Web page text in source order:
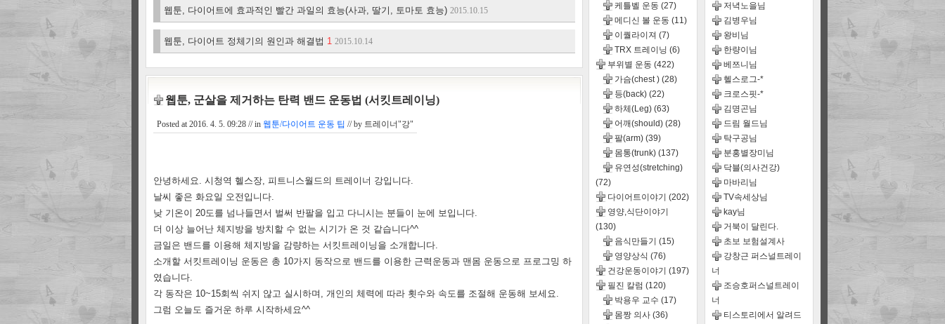
웹툰, 다이어트에 효과적인 빨간 과일의 효능(사과, 딸기, 토마토 효능) 2015.10.15
웹툰, 다이어트 정체기의 원인과 해결법 1 2015.10.14
웹툰, 군살을 제거하는 탄력 밴드 운동법 (서킷트레이닝)
Posted at 2016. 4. 5. 09:28 // in 웹툰/다이어트 운동 팁 // by 트레이너"강"
안녕하세요. 시청역 헬스장, 피트니스월드의 트레이너 강입니다.
날씨 좋은 화요일 오전입니다.
낮 기온이 20도를 넘나들면서 벌써 반팔을 입고 다니시는 분들이 눈에 보입니다.
더 이상 늘어난 체지방을 방치할 수 없는 시기가 온 것 같습니다^^
금일은 밴드를 이용해 체지방을 감량하는 서킷트레이닝을 소개합니다.
소개할 서킷트레이닝 운동은 총 10가지 동작으로 밴드를 이용한 근력운동과 맨몸 운동으로 프로그밍 하
였습니다.
각 동작은 10~15회씩 쉬지 않고 실시하며, 개인의 체력에 따라 횟수와 속도를 조절해 운동해 보세요.
그럼 오늘도 즐거운 하루 시작하세요^^
저녁노을님
김병우님
왕비님
한량이님
베쯔니님
헬스로그-*
크로스핏-*
김명곤님
드림 월드님
탁구공님
분홍별장미님
닥블(의사건강)
마바리님
TV속세상님
kay님
거북이 달린다.
초보 보험설계사
강창근 퍼스널트레이
너
조승호퍼스널트레이
너
티스토리에서 알려드
케틀벨 운동 (27)
메디신 볼 운동 (11)
이퀄라이져 (7)
TRX 트레이닝 (6)
부위별 운동 (422)
가슴(chest ) (28)
등(back) (22)
하체(Leg) (63)
어깨(should) (28)
팔(arm) (39)
몸통(trunk) (137)
유연성(stretching)
(72)
다이어트이야기 (202)
영양,식단이야기
(130)
음식만들기 (15)
영양상식 (76)
건강운동이야기 (197)
필진 칼럼 (120)
박용우 교수 (17)
몸짱 의사 (36)